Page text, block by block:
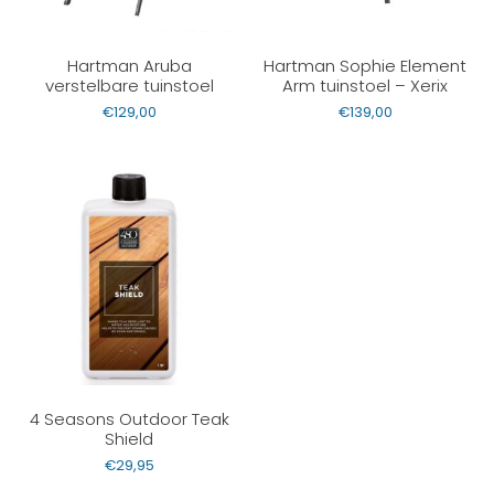
Hartman Aruba
verstelbare tuinstoel
€129,00
Hartman Sophie Element
Arm tuinstoel – Xerix
€139,00
4 Seasons Outdoor Teak
Shield
€29,95